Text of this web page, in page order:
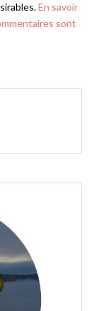
En savoir
sont